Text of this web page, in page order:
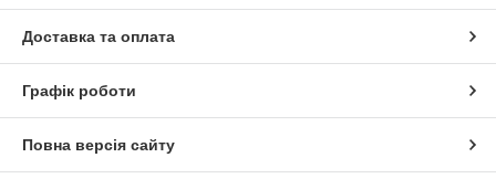
Доставка та оплата
Графік роботи
Повна версія сайту